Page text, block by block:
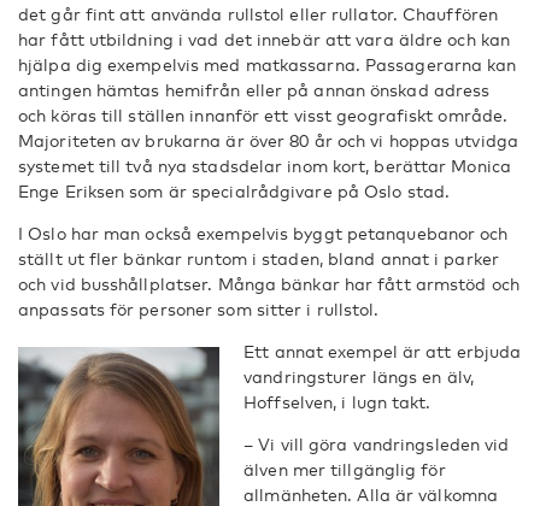
det går fint att använda rullstol eller rullator. Chauffören
har fått utbildning i vad det innebär att vara äldre och kan
hjälpa dig exempelvis med matkassarna. Passagerarna kan
antingen hämtas hemifrån eller på annan önskad adress
och köras till ställen innanför ett visst geografiskt område.
Majoriteten av brukarna är över 80 år och vi hoppas utvidga
systemet till två nya stadsdelar inom kort, berättar Monica
Enge Eriksen som är specialrådgivare på Oslo stad.
I Oslo har man också exempelvis byggt petanquebanor och
ställt ut fler bänkar runtom i staden, bland annat i parker
och vid busshållplatser. Många bänkar har fått armstöd och
anpassats för personer som sitter i rullstol.
Ett annat exempel är att erbjuda
vandringsturer längs en älv,
Hoffselven, i lugn takt.
– Vi vill göra vandringsleden vid
älven mer tillgänglig för
allmänheten. Alla är välkomna